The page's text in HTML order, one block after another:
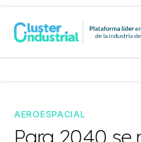
AEROESPACIAL
Para 2040 se